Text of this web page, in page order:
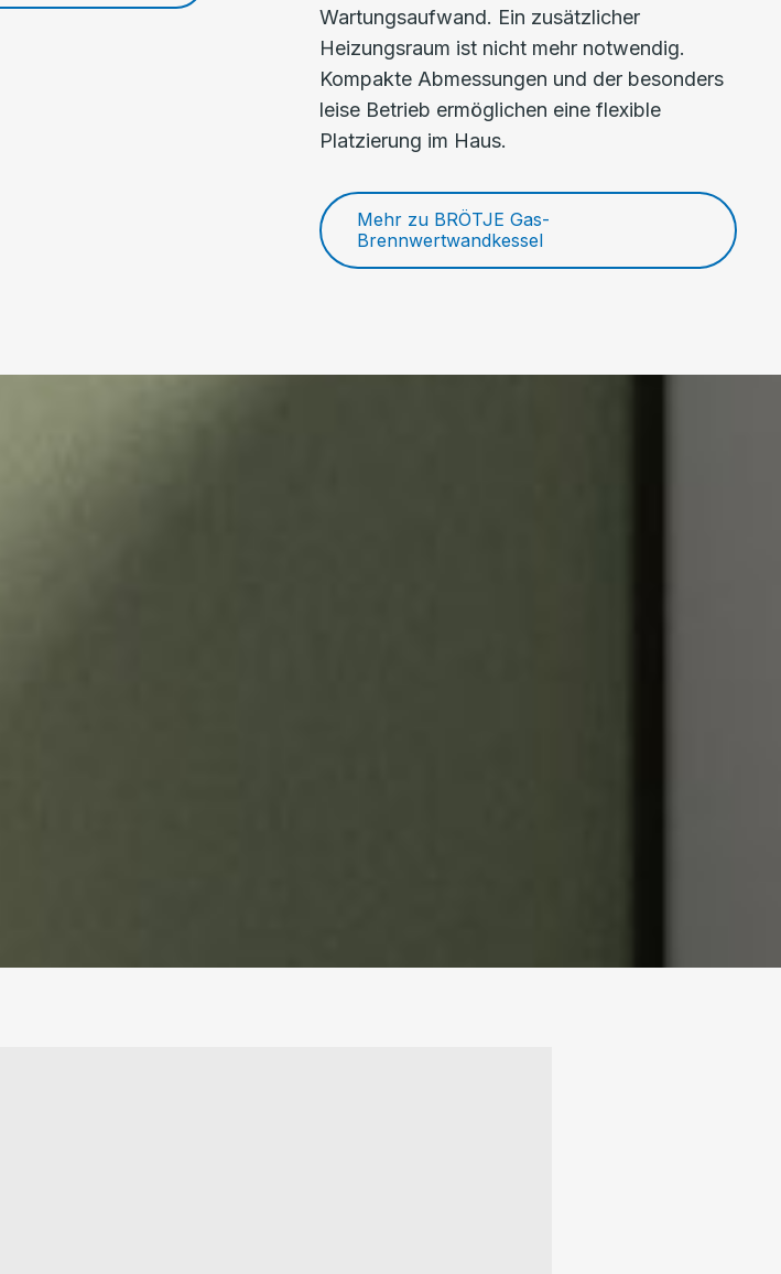
Wartungsaufwand. Ein zusätzlicher
Heizungsraum ist nicht mehr notwendig.
Kompakte Abmessungen und der besonders
leise Betrieb ermöglichen eine flexible
Platzierung im Haus.
Mehr zu BRÖTJE Gas-
Brennwertwandkessel